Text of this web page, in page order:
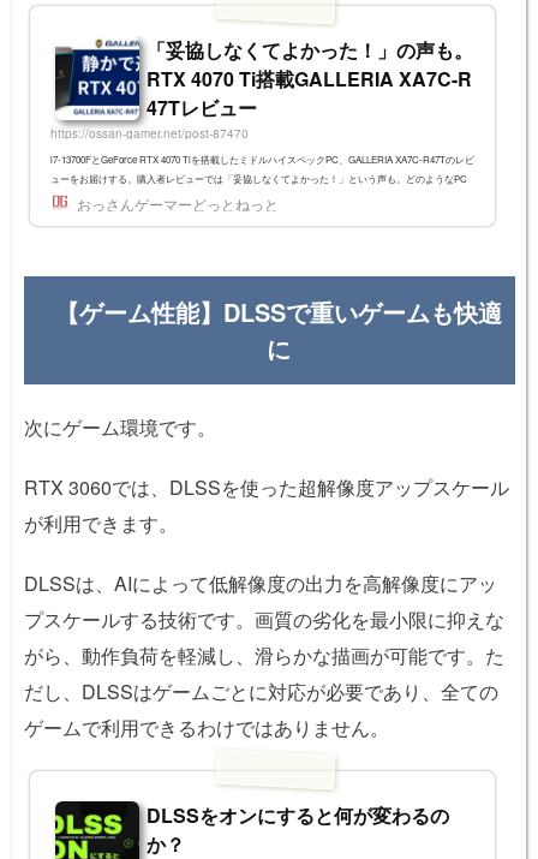
「妥協しなくてよかった！」の声も。
RTX 4070 Ti搭載GALLERIA XA7C-R
47Tレビュー
https://ossan-gamer.net/post-87470
i7-13700FとGeForce RTX 4070 Tiを搭載したミドルハイスペックPC、GALLERIA XA7C-R47Tのレビ
ューをお届けする。購入者レビューでは「妥協しなくてよかった！」という声も。どのようなPC
なのかをじっくり紹介していきたい。※2024/1/6 代替機種、後継機種について紹介2023/9/15 Starfield
おっさんゲーマーどっとねっと
【ゲーム性能】DLSSで重いゲームも快適
に
次にゲーム環境です。
RTX 3060では、DLSSを使った超解像度アップスケール
が利用できます。
DLSSは、AIによって低解像度の出力を高解像度にアッ
プスケールする技術です。画質の劣化を最小限に抑えな
がら、動作負荷を軽減し、滑らかな描画が可能です。た
だし、DLSSはゲームごとに対応が必要であり、全ての
ゲームで利用できるわけではありません。
DLSSをオンにすると何が変わるの
か？